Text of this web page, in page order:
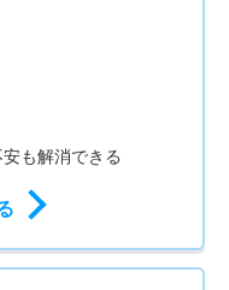
安も解消できる